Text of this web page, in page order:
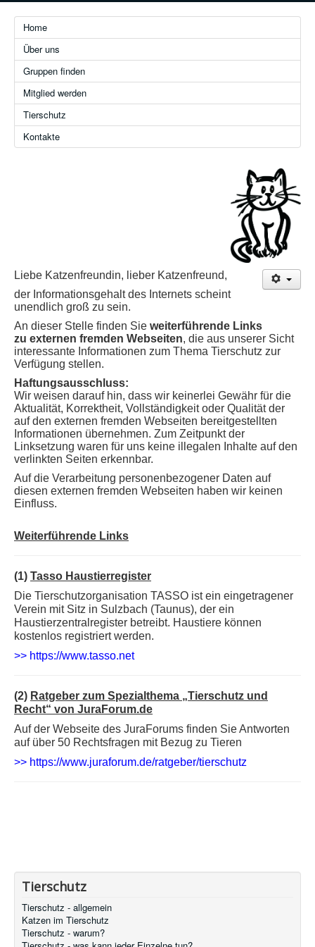
Home
Über uns
Gruppen finden
Mitglied werden
Tierschutz
Kontakte
Liebe Katzenfreundin, lieber Katzenfreund,
der Informationsgehalt des Internets scheint
unendlich groß zu sein.
An dieser Stelle finden Sie weiterführende Links
zu externen fremden Webseiten, die aus unserer Sicht
interessante Informationen zum Thema Tierschutz zur
Verfügung stellen.
Haftungsausschluss:
Wir weisen darauf hin, dass wir keinerlei Gewähr für die
Aktualität, Korrektheit, Vollständigkeit oder Qualität der
auf den externen fremden Webseiten bereitgestellten
Informationen übernehmen. Zum Zeitpunkt der
Linksetzung waren für uns keine illegalen Inhalte auf den
verlinkten Seiten erkennbar.
Auf die Verarbeitung personenbezogener Daten auf
diesen externen fremden Webseiten haben wir keinen
Einfluss.
Weiterführende Links
(1) Tasso Haustierregister
Die Tierschutzorganisation TASSO ist ein eingetragener
Verein mit Sitz in Sulzbach (Taunus), der ein
Haustierzentralregister betreibt. Haustiere können
kostenlos registriert werden.
>> https://www.tasso.net
(2) Ratgeber zum Spezialthema „Tierschutz und
Recht“ von JuraForum.de
Auf der Webseite des JuraForums finden Sie Antworten
auf über 50 Rechtsfragen mit Bezug zu Tieren
>> https://www.juraforum.de/ratgeber/tierschutz
Tierschutz
Tierschutz - allgemein
Katzen im Tierschutz
Tierschutz - warum?